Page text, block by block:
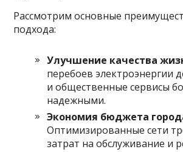
Рассмотрим основные
подхода:
Улучшение качества
перебоев электроэнергии
и общественные сервисы
надежными.
Экономия бюджета
Оптимизированные сети
затрат на обслуживание и